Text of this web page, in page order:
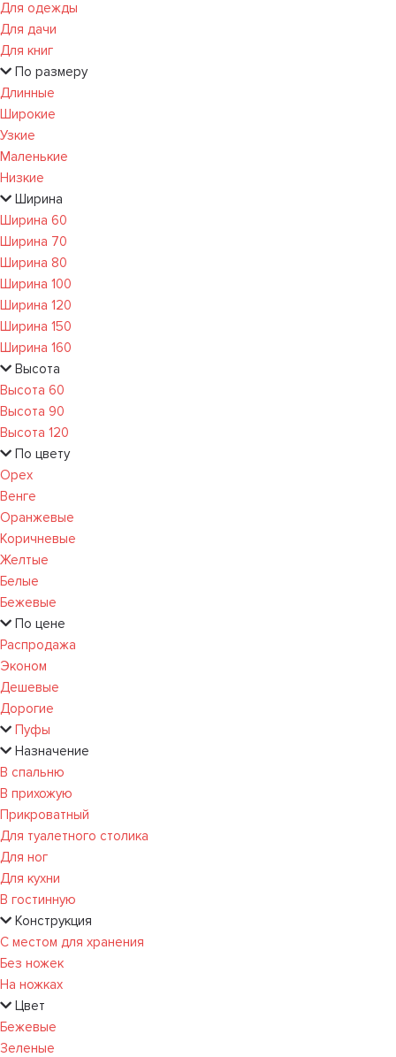
Для одежды
Для дачи
Для книг
По размеру
Длинные
Широкие
Узкие
Маленькие
Низкие
Ширина
Ширина 60
Ширина 70
Ширина 80
Ширина 100
Ширина 120
Ширина 150
Ширина 160
Высота
Высота 60
Высота 90
Высота 120
По цвету
Орех
Венге
Оранжевые
Коричневые
Желтые
Белые
Бежевые
По цене
Распродажа
Эконом
Дешевые
Дорогие
Пуфы
Назначение
В спальню
В прихожую
Прикроватный
Для туалетного столика
Для ног
Для кухни
В гостинную
Конструкция
С местом для хранения
Без ножек
На ножках
Цвет
Бежевые
Зеленые